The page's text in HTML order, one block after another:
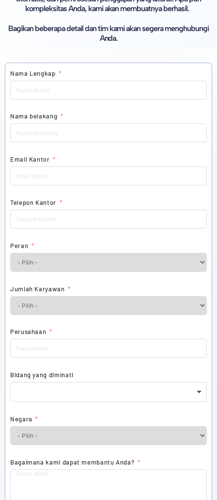
kompleksitas Anda, kami akan membuatnya berhasil.
Bagikan beberapa detail dan tim kami akan segera menghubungi
Anda.
Nama Lengkap
Nama belakang
Email Kantor
Telepon Kantor
Peran
Jumlah Karyawan
Perusahaan
Bidang yang diminati
Negara
Bagaimana kami dapat membantu Anda?